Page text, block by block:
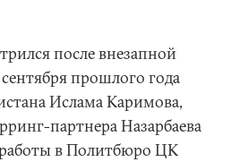
после внезапной
прошлого года
Ислама Каримова,
партнера Назарбаева
в Политбюро ЦК